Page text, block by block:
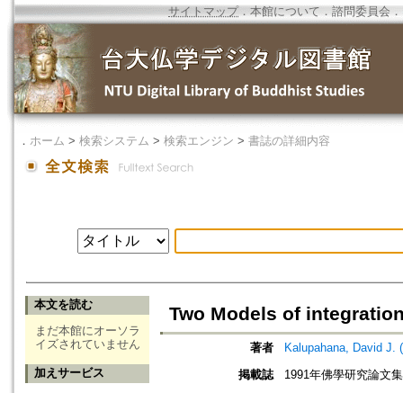
サイトマップ．本館について ． 諮問委員会 ．
． ホーム > 検索システム > 検索エンジン > 書誌の詳細内容
本文を読む
まだ本館にオーソラ
イズされていません
加えサービス
Two Models of
著者
Kalupahana, David J.
掲載誌
1991年佛學研究論文